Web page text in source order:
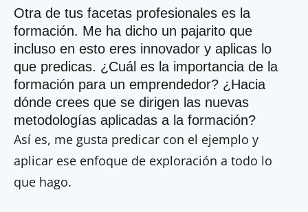
Otra de tus facetas profesionales es la
formación. Me ha dicho un pajarito que
incluso en esto eres innovador y aplicas lo
que predicas. ¿Cuál es la importancia de la
formación para un emprendedor? ¿Hacia
dónde crees que se dirigen las nuevas
metodologías aplicadas a la formación?
Así es, me gusta predicar con el ejemplo y
aplicar ese enfoque de exploración a todo lo
que hago.